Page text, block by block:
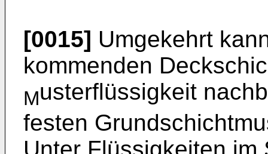
[0015] Umgekehrt
kommenden
Musterflüssigkeit
festen
Unter Flüssigkeiten